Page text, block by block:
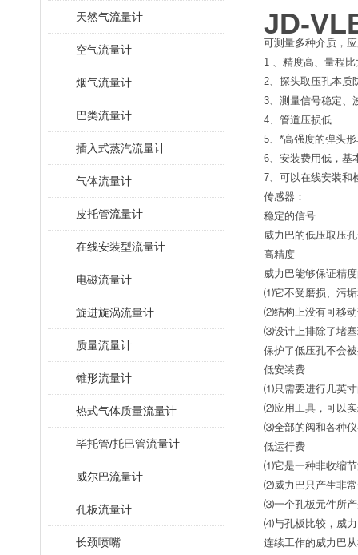
天然气流量计
空气流量计
烟气流量计
巴类流量计
插入式蒸汽流量计
气体流量计
皮托管流量计
在线安装型流量计
电磁流量计
旋进旋涡流量计
质量流量计
锥形流量计
热式气体质量流量计
毕托管/托巴管流量计
威尔巴流量计
孔板流量计
长颈喷嘴
JD-
可测量多种介质，
1 、精度高、量程比
2、探头取压孔本质
3、测量信号稳定、
4、管道压损低
5、*高强度的弹头
6、安装费用低，基
7、可以在线安装和
传感器：
稳定的信号
威力巴的低压取压
高精度
威力巴能够保证精
⑴它不受磨损、污
⑵结构上没有可移
⑶设计上排除了堵塞
保护了低压孔不会
低安装费
⑴只需要进行几英寸
⑵应用工具，可以
⑶全部的阀和各种仪
低运行费
⑴它是一种非收缩节
⑵威力巴只产生非
⑶一个孔板元件所
⑷与孔板比较，威
连续工作的威力巴